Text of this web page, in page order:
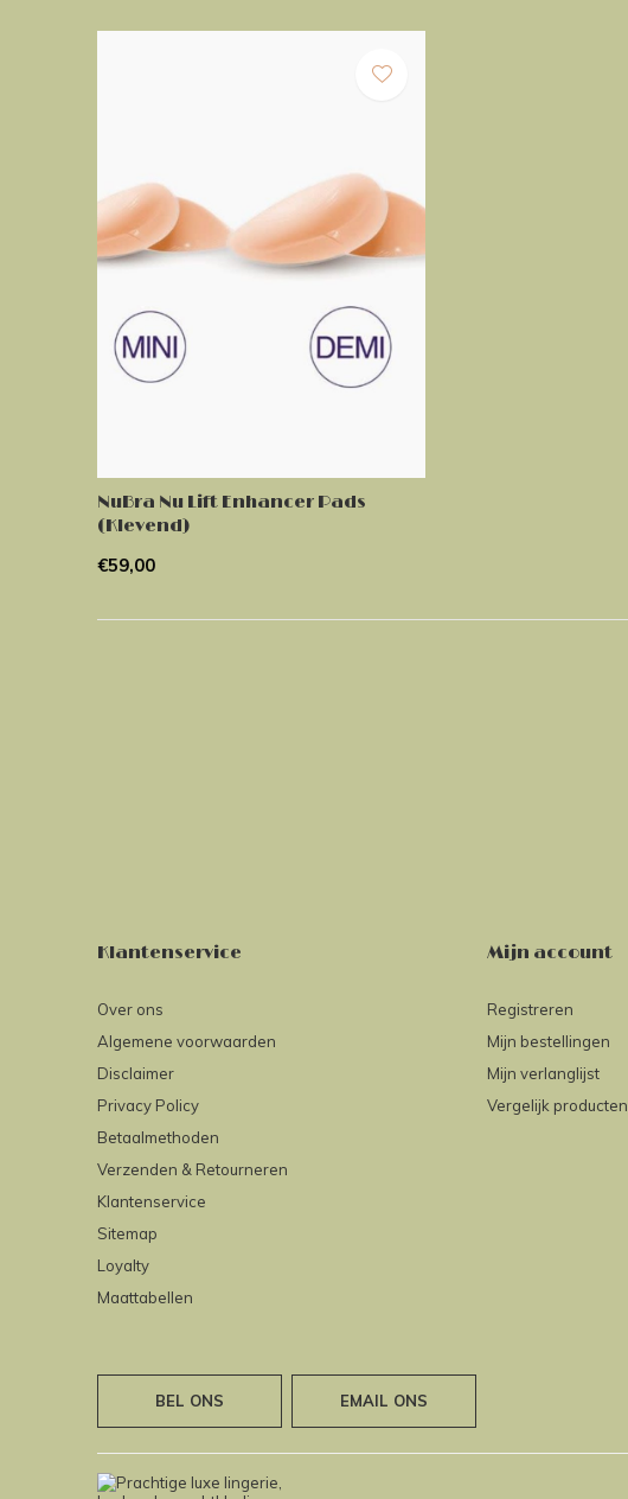
NuBra Nu Lift Enhancer Pads
(Klevend)
€59,00
Klantenservice
Over ons
Algemene voorwaarden
Disclaimer
Privacy Policy
Betaalmethoden
Verzenden & Retourneren
Klantenservice
Sitemap
Loyalty
Maattabellen
Mijn account
Registreren
Mijn bestellingen
Mijn verlanglijst
Vergelijk producten
BEL ONS EMAIL ONS